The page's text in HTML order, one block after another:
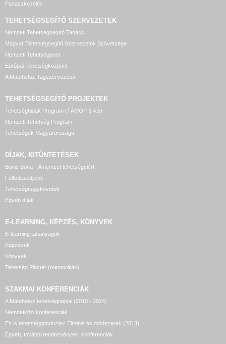
Panaszkezelés
TEHETSÉGSEGÍTŐ SZERVEZETEK
Nemzeti Tehetségsegítő Tanács
Magyar Tehetségsegítő Szervezetek Szövetsége
Nemzeti Tehetségpont
Európai Tehetségközpont
A Matehetsz Tagszervezetei
TEHETSÉGSEGÍTŐ PROJEKTEK
Tehetséghidak Program (TÁMOP 3.4.5)
Nemzeti Tehetség Program
Tehetségek Magyarországa
DÍJAK, KITÜNTETÉSEK
Bonis Bona – A nemzet tehetségeiért
Felfedezettjeink
Tehetségnagykövetek
Egyéb díjak
E-LEARNING, KÉPZÉS, KÖNYVEK
E-learning tananyagok
Képzések
Könyvek
Tehetség Piactér (mentorálás)
SZAKMAI KONFERENCIÁK
A Matehetsz tehetségnapjai (2010 - 2024)
Nemzetközi konferenciák
Ez is tehetséggondozás! Elmélet és módszerek (2013)
Egyéb, további rendezvények, konferenciák